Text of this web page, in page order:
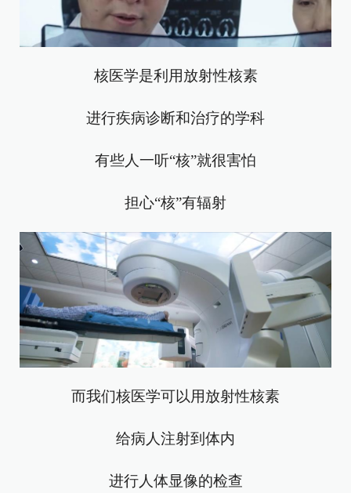
核医学是利用放射性核素
进行疾病诊断和治疗的学科
有些人一听“核”就很害怕
担心“核”有辐射
而我们核医学可以用放射性核素
给病人注射到体内
进行人体显像的检查